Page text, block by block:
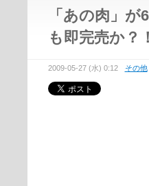
「あの肉」
も即完売か？！
2009-05-27 (水) 0:12 その他